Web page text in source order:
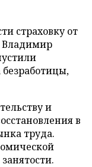
страховку от
Владимир
безработицы,
и
в
труда.